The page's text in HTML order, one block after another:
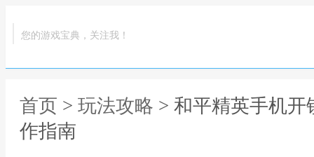
您的游戏宝典，关注我！
首页 > 玩法攻略 > 和平精英手机
作指南